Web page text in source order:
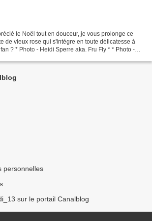
le Noël tout en douceur, je vous prolonge ce
de vieux rose qui s'intègre en toute délicatesse à
? * Photo - Heidi Sperre aka. Fru Fly * * Photo -
personnelles
sur le portail Canalblog